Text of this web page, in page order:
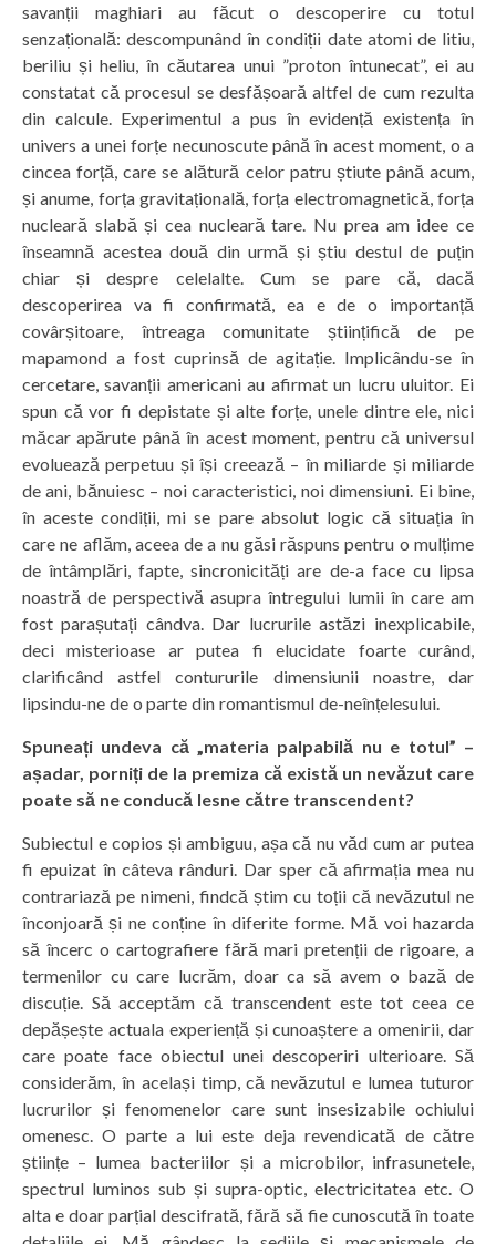
savanții maghiari au făcut o descoperire cu totul
senzațională: descompunând în condiții date atomi de litiu,
beriliu și heliu, în căutarea unui ”proton întunecat”, ei au
constatat că procesul se desfășoară altfel de cum rezulta
din calcule. Experimentul a pus în evidență existența în
univers a unei forțe necunoscute până în acest moment, o a
cincea forță, care se alătură celor patru știute până acum,
și anume, forța gravitațională, forța electromagnetică, forța
nucleară slabă și cea nucleară tare. Nu prea am idee ce
înseamnă acestea două din urmă și știu destul de puțin
chiar și despre celelalte. Cum se pare că, dacă
descoperirea va fi confirmată, ea e de o importanță
covârșitoare, întreaga comunitate științifică de pe
mapamond a fost cuprinsă de agitație. Implicându-se în
cercetare, savanții americani au afirmat un lucru uluitor. Ei
spun că vor fi depistate și alte forțe, unele dintre ele, nici
măcar apărute până în acest moment, pentru că universul
evoluează perpetuu și își creează – în miliarde și miliarde
de ani, bănuiesc – noi caracteristici, noi dimensiuni. Ei bine,
în aceste condiții, mi se pare absolut logic că situația în
care ne aflăm, aceea de a nu găsi răspuns pentru o mulțime
de întâmplări, fapte, sincronicități are de-a face cu lipsa
noastră de perspectivă asupra întregului lumii în care am
fost parașutați cândva. Dar lucrurile astăzi inexplicabile,
deci misterioase ar putea fi elucidate foarte curând,
clarificând astfel contururile dimensiunii noastre, dar
lipsindu-ne de o parte din romantismul de-neînțelesului.
Spuneați undeva că „materia palpabilă nu e totul” –
așadar, porniți de la premiza că există un nevăzut care
poate să ne conducă lesne către transcendent?
Subiectul e copios și ambiguu, așa că nu văd cum ar putea
fi epuizat în câteva rânduri. Dar sper că afirmația mea nu
contrariază pe nimeni, findcă știm cu toții că nevăzutul ne
înconjoară și ne conține în diferite forme. Mă voi hazarda
să încerc o cartografiere fără mari pretenții de rigoare, a
termenilor cu care lucrăm, doar ca să avem o bază de
discuție. Să acceptăm că transcendent este tot ceea ce
depășește actuala experiență și cunoaștere a omenirii, dar
care poate face obiectul unei descoperiri ulterioare. Să
considerăm, în același timp, că nevăzutul e lumea tuturor
lucrurilor și fenomenelor care sunt insesizabile ochiului
omenesc. O parte a lui este deja revendicată de către
științe – lumea bacteriilor și a microbilor, infrasunetele,
spectrul luminos sub și supra-optic, electricitatea etc. O
alta e doar parțial descifrată, fără să fie cunoscută în toate